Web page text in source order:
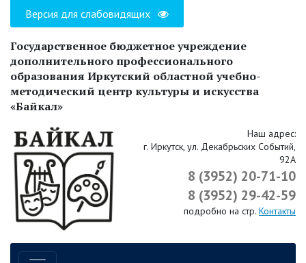
Версия для слабовидящих
Государственное бюджетное учреждение
дополнительного профессионального
образования Иркутский областной учебно-
методический центр культуры и искусства
«Байкал»
Наш адрес:
г. Иркутск, ул. Декабрьских Событий,
92А
8 (3952) 20-71-10
8 (3952) 29-42-59
подробно на стр. Контакты